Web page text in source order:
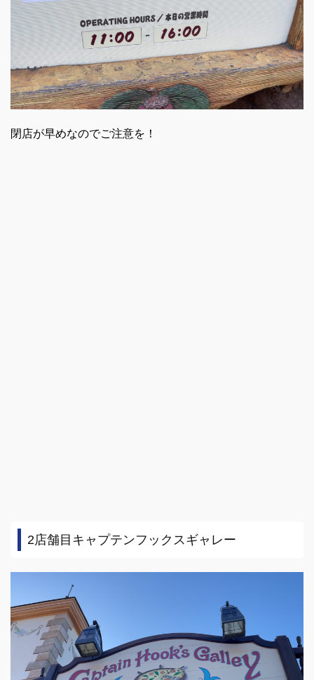
閉店が早めなのでご注意を！
2店舗目キャプテンフックスギャレー